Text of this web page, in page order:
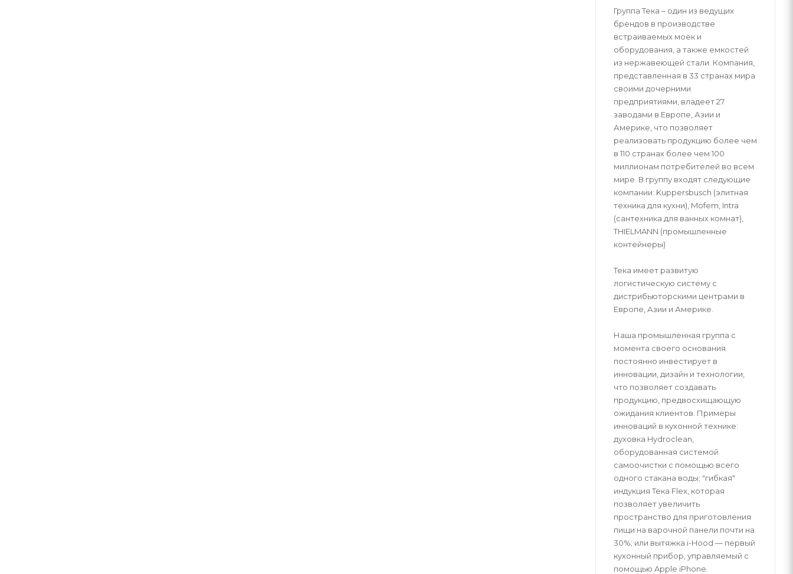
Группа Тека – один из ведущих
брендов в производстве
встраиваемых моек и
оборудования, а также емкостей
из нержавеющей стали. Компания,
представленная в 33 странах мира
своими дочерними
предприятиями, владеет 27
заводами в Европе, Азии и
Америке, что позволяет
реализовать продукцию более чем
в 110 странах более чем 100
миллионам потребителей во всем
мире. В группу входят следующие
компании: Kuppersbusch (элитная
техника для кухни), Mofem, Intra
(сантехника для ванных комнат),
THIELMANN (промышленные
контейнеры)
Тека имеет развитую
логистическую систему с
дистрибьюторскими центрами в
Европе, Азии и Америке.
Наша промышленная группа с
момента своего основания
постоянно инвестирует в
инновации, дизайн и технологии,
что позволяет создавать
продукцию, предвосхищающую
ожидания клиентов. Примеры
инноваций в кухонной технике:
духовка Hydroclean,
оборудованная системой
самоочистки с помощью всего
одного стакана воды; "гибкая"
индукция Тека Flex, которая
позволяет увеличить
пространство для приготовления
пищи на варочной панели почти на
30%; или вытяжка i-Hood — первый
кухонный прибор, управляемый с
помощью Apple iPhone.